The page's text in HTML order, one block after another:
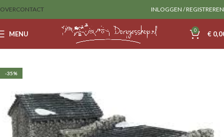
OVERCONTACT INLOGGEN / REGISTREREN
MENU 0 €
-35%